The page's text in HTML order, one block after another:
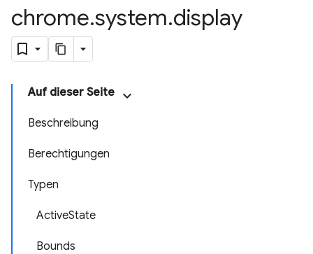
chrome.system.display
Auf dieser Seite
Beschreibung
Berechtigungen
Typen
ActiveState
Bounds